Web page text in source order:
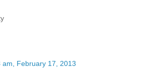
am, February 17, 2013